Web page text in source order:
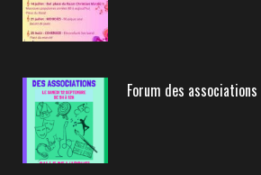
Forum des associations